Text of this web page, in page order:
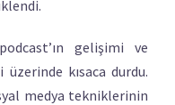
gelişimi ve
kısaca durdu.
medya tekniklerinin